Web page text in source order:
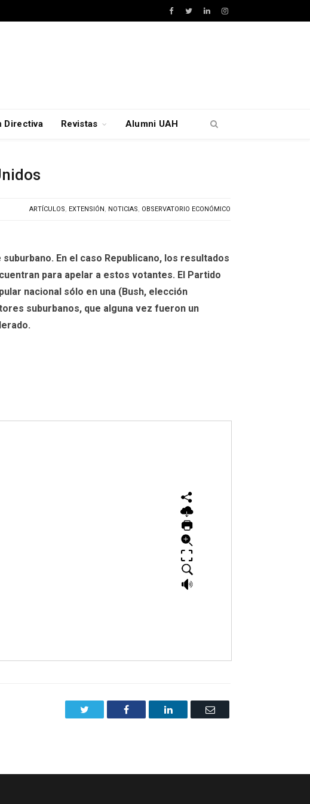
Facebook
TwitterLinkedInInstagram
Directiva Revistas Alumni UAH
ARTÍCULOS, EXTENSIÓN, NOTICIAS, OBSERVATORIO ECONÓMICO
En el caso Republicano, los resultados
para apelar a estos votantes. El Partido
nacional sólo en una (Bush, elección
suburbanos, que alguna vez fueron un
Facebook LinkedIn Email